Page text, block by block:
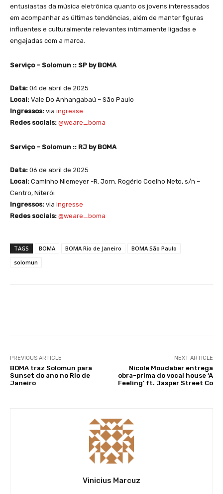
entusiastas da música eletrônica quanto os jovens interessados
em acompanhar as últimas tendências, além de manter figuras
influentes e culturalmente relevantes intimamente ligadas e
engajadas com a marca.
Serviço – Solomun :: SP by BOMA
Data: 04 de abril de 2025
Local: Vale Do Anhangabaú – São Paulo
Ingressos: via ingresse
Redes sociais: @weare_boma
Serviço – Solomun :: RJ by BOMA
Data: 06 de abril de 2025
Local: Caminho Niemeyer -R. Jorn. Rogério Coelho Neto, s/n –
Centro, Niterói
Ingressos: via ingresse
Redes sociais: @weare_boma
TAGS BOMA BOMA Rio de Janeiro
BOMA São Paulo
solomun
PREVIOUS ARTICLE
BOMA traz Solomun para
Sunset do ano no Rio de
Janeiro
NEXT ARTICLE
Nicole Moudaber entrega
obra-prima do vocal house ‘A
Feeling’ ft. Jasper Street Co
Vinicius Marcuz